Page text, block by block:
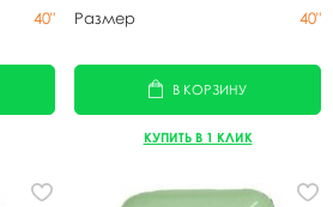
40" Размер 40"
В КОРЗИНУ
КУПИТЬ В 1 КЛИК